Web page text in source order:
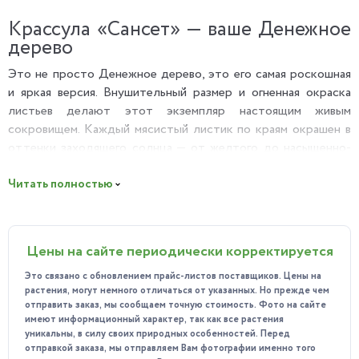
Крассула «Сансет» — ваше Денежное
дерево
Это не просто Денежное дерево, это его самая роскошная
и яркая версия. Внушительный размер и огненная окраска
листьев делают этот экземпляр настоящим живым
сокровищем. Каждый мясистый листик по краям окрашен в
акцент для тех, кто ценит нечто особенное.
Это ее главная магия. На
ярком солнце края листьев вспыхивают яркими
красками, делая каждое деревце абсолютно
уникальным. Чем больше света — тем ярче и насыщеннее
будет "закат" на вашем растении.
Мощный талисман достатка:Денежное дерево
считается одним из главных символов финансового
Читать полностью
Цены на сайте периодически корректируется
Это связано с обновлением прайс-листов поставщиков. Цены на
растения, могут немного отличаться от указанных. Но прежде чем
отправить заказ, мы сообщаем точную стоимость. Фото на сайте
имеют информационный характер, так как все растения
уникальны, в силу своих природных особенностей. Перед
отправкой заказа, мы отправляем Вам фотографии именно того